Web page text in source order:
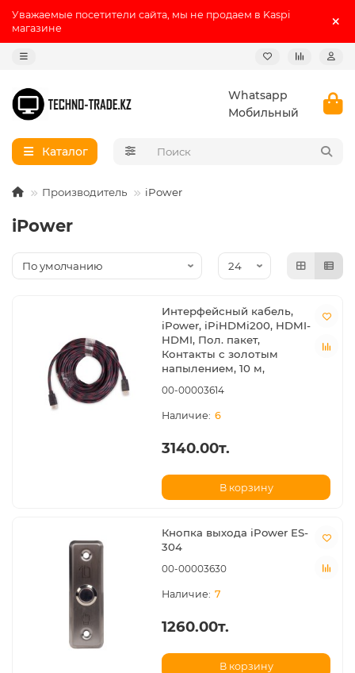
Уважаемые посетители сайта, мы не продаем в Kaspi
магазине
Whatsapp
Мобильный
Каталог
Производитель iPower
iPower
Интерфейсный кабель,
iPower, iPiHDMi200, HDMI-
HDMI, Пол. пакет,
Контакты с золотым
напылением, 10 м,
00-00003614
6
3140.00т.
В корзину
Кнопка выхода iPower ES-
304
00-00003630
7
1260.00т.
В корзину